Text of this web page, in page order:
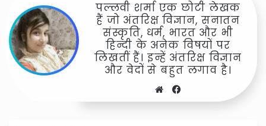
पल्लवी शर्मा एक छोटी लेखक
हैं जो अंतरिक्ष विज्ञान, सनातन
संस्कृति, धर्म, भारत और भी
हिन्दी के अनेक विषयों पर
लिखतीं हैं। इन्हें अंतरिक्ष विज्ञान
और वेदों से बहुत लगाव है।
Website